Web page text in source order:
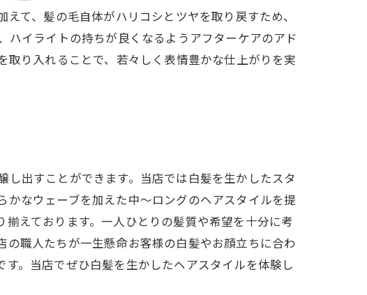
て、髪の毛自体がハリコシとツヤを取り戻すため、
イライトの持ちが良くなるようアフターケアのアド
り入れることで、若々しく表情豊かな仕上がりを実
出すことができます。当店では白髪を生かしたスタ
なウェーブを加えた中〜ロングのヘアスタイルを提
えております。一人ひとりの髪質や希望を十分に考
職人たちが一生懸命お客様の白髪やお顔立ちに合わ
。当店でぜひ白髪を生かしたヘアスタイルを体験し